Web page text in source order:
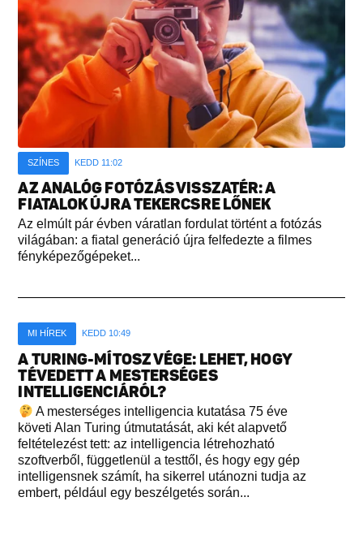
SZÍNES KEDD 11:02
AZ ANALÓG FOTÓZÁS VISSZATÉR: A
FIATALOK ÚJRA TEKERCSRE LŐNEK
Az elmúlt pár évben váratlan fordulat történt a fotózás
világában: a fiatal generáció újra felfedezte a filmes
fényképezőgépeket...
MI HÍREK KEDD 10:49
A TURING-MÍTOSZ VÉGE: LEHET, HOGY
TÉVEDETT A MESTERSÉGES
INTELLIGENCIÁRÓL?
A mesterséges intelligencia kutatása 75 éve
követi Alan Turing útmutatását, aki két alapvető
feltételezést tett: az intelligencia létrehozható
szoftverből, függetlenül a testtől, és hogy egy gép
intelligensnek számít, ha sikerrel utánozni tudja az
embert, például egy beszélgetés során...